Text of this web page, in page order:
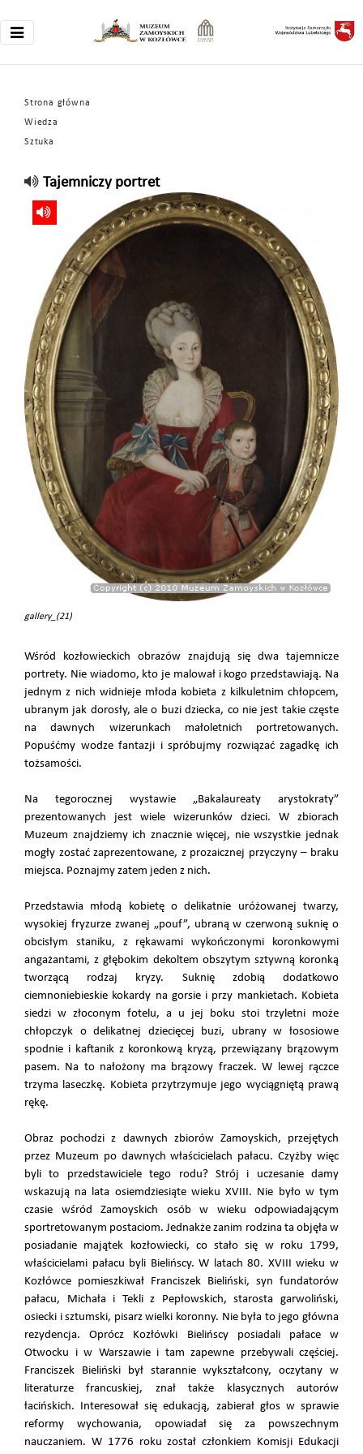
Strona główna
Wiedza
Sztuka
Tajemniczy portret
gallery_(21)
Wśród kozłowieckich obrazów znajdują się dwa tajemnicze
portrety. Nie wiadomo, kto je malował i kogo przedstawiają. Na
jednym z nich widnieje młoda kobieta z kilkuletnim chłopcem,
ubranym jak dorosły, ale o buzi dziecka, co nie jest takie częste
na dawnych wizerunkach małoletnich portretowanych.
Popuśćmy wodze fantazji i spróbujmy rozwiązać zagadkę ich
tożsamości.
Na tegorocznej wystawie „Bakalaureaty arystokraty”
prezentowanych jest wiele wizerunków dzieci. W zbiorach
Muzeum znajdziemy ich znacznie więcej, nie wszystkie jednak
mogły zostać zaprezentowane, z prozaicznej przyczyny – braku
miejsca. Poznajmy zatem jeden z nich.
Przedstawia młodą kobietę o delikatnie uróżowanej twarzy,
wysokiej fryzurze zwanej „pouf”, ubraną w czerwoną suknię o
obcisłym staniku, z rękawami wykończonymi koronkowymi
angażantami, z głębokim dekoltem obszytym sztywną koronką
tworzącą rodzaj kryzy. Suknię zdobią dodatkowo
ciemnoniebieskie kokardy na gorsie i przy mankietach. Kobieta
siedzi w złoconym fotelu, a u jej boku stoi trzyletni może
chłopczyk o delikatnej dziecięcej buzi, ubrany w łososiowe
spodnie i kaftanik z koronkową kryzą, przewiązany brązowym
pasem. Na to nałożony ma brązowy fraczek. W lewej rączce
trzyma laseczkę. Kobieta przytrzymuje jego wyciągniętą prawą
rękę.
Obraz pochodzi z dawnych zbiorów Zamoyskich, przejętych
przez Muzeum po dawnych właścicielach pałacu. Czyżby więc
byli to przedstawiciele tego rodu? Strój i uczesanie damy
wskazują na lata osiemdziesiąte wieku XVIII. Nie było w tym
czasie wśród Zamoyskich osób w wieku odpowiadającym
sportretowanym postaciom. Jednakże zanim rodzina ta objęła w
posiadanie majątek kozłowiecki, co stało się w roku 1799,
właścicielami pałacu byli Bielińscy. W latach 80. XVIII wieku w
Kozłówce pomieszkiwał Franciszek Bieliński, syn fundatorów
pałacu, Michała i Tekli z Pepłowskich, starosta garwoliński,
osiecki i sztumski, pisarz wielki koronny. Nie była to jego główna
rezydencja. Oprócz Kozłówki Bielińscy posiadali pałace w
Otwocku i w Warszawie i tam zapewne przebywali częściej.
Franciszek Bieliński był starannie wykształcony, oczytany w
literaturze francuskiej, znał także klasycznych autorów
łacińskich. Interesował się edukacją, zabierał głos w sprawie
reformy wychowania, opowiadał się za powszechnym
nauczaniem. W 1776 roku został członkiem Komisji Edukacji